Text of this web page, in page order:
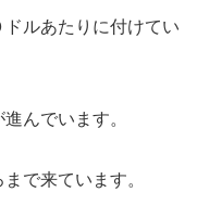
ルあたりに付けてい
んでいます。
で来ています。